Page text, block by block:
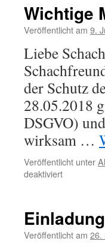
Wichtige
Veröffentlicht am 9.
Liebe
der Schutz
28.05.2018
DSGVO)
wirksam …
Veröffentlicht unter
deaktiviertfür
Datenschutz
Veröffentlicht am 26.